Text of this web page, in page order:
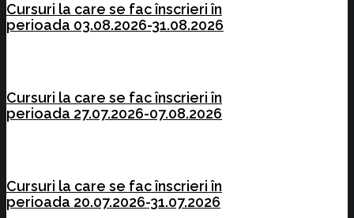
Cursuri la care se fac înscrieri în
perioada 03.08.2026-31.08.2026
Cursuri la care se fac înscrieri în
perioada 27.07.2026-07.08.2026
Cursuri la care se fac înscrieri în
perioada 20.07.2026-31.07.2026